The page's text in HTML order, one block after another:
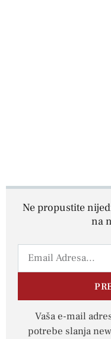
Ne propustite
na
Vaša e-mail
potrebe slanja